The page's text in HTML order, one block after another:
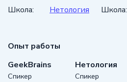
Школа: Нетология Школа:
Опыт работы
GeekBrains
Спикер
Нетология
Спикер